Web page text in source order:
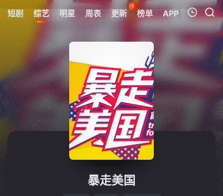
短剧 综艺 明星 周表 更新
0
榜单 APP
我的观影记录
暂无观看影片的记录
暴走美国